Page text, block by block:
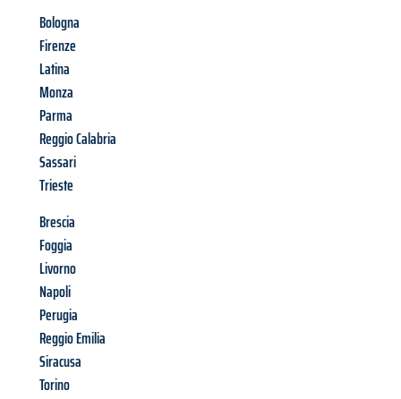
Bologna
Firenze
Latina
Monza
Parma
Reggio Calabria
Sassari
Trieste
Brescia
Foggia
Livorno
Napoli
Perugia
Reggio Emilia
Siracusa
Torino